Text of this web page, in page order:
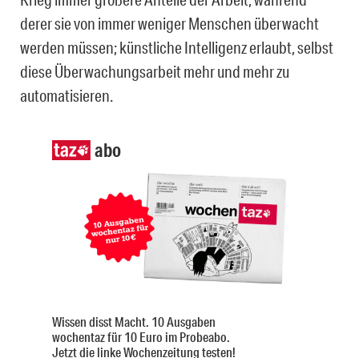
derer sie von immer weniger Menschen überwacht
werden müssen; künstliche Intelligenz erlaubt, selbst
diese Überwachungsarbeit mehr und mehr zu
automatisieren.
abo
Wissen disst Macht. 10 Ausgaben
wochentaz für 10 Euro im Probeabo.
Jetzt die linke Wochenzeitung testen!